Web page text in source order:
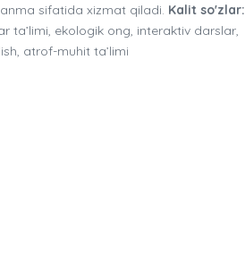
sifatida xizmat qiladi. Kalit so'zlar:
ta’limi, ekologik ong, interaktiv darslar,
atrof-muhit ta’limi